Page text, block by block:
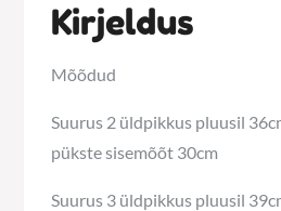
Kirjeldus
Mõõdud
Suurus 2 üldpikkus pluusil
pükste sisemõõt 30cm
Suurus 3 üldpikkus pluusil